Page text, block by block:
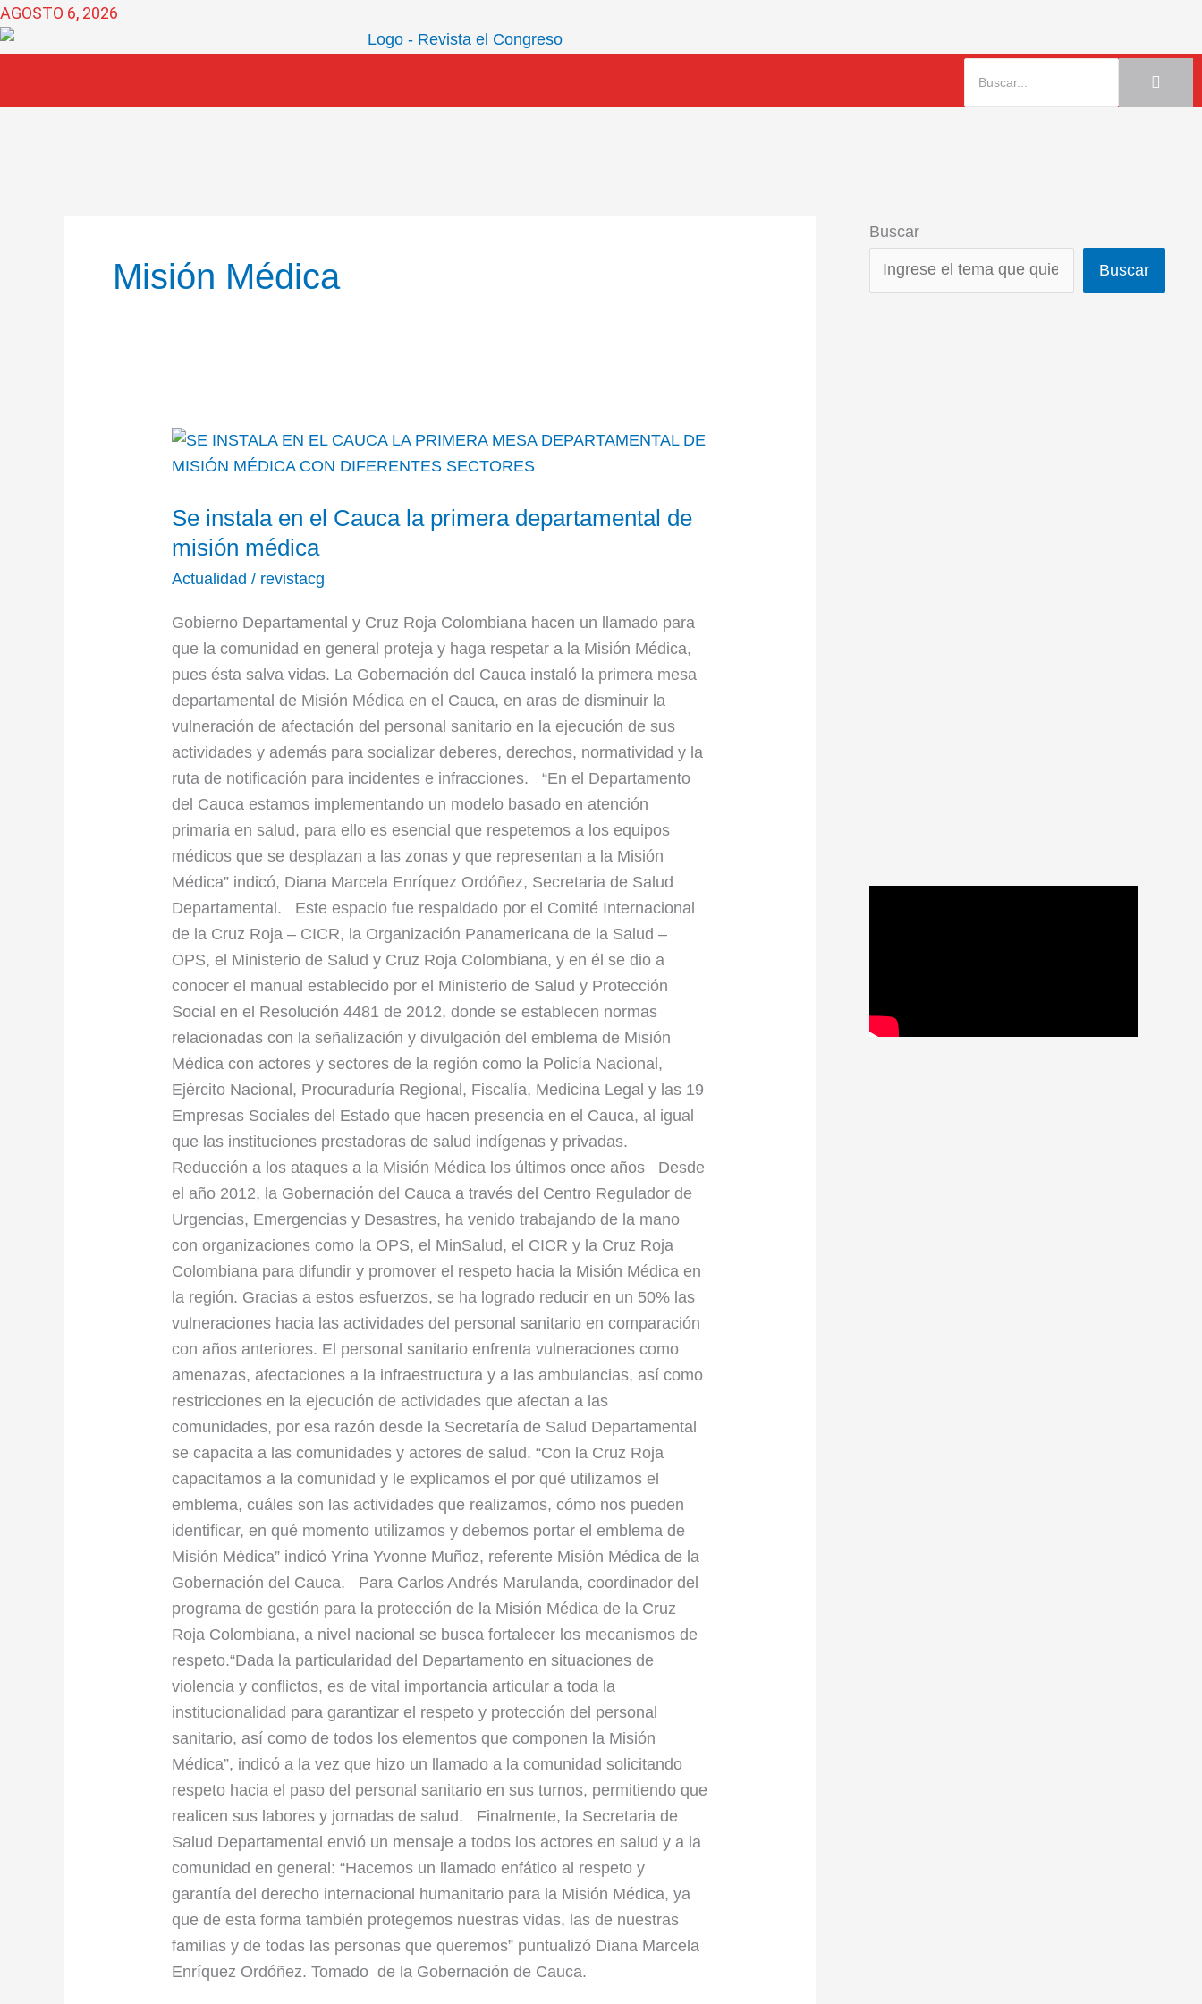
Ir
al
AGOSTO 6, 2026
Misión Médica
Se instala en el Cauca la primera departamental de
misión médica
Actualidad / revistacg
Gobierno Departamental y Cruz Roja Colombiana hacen un llamado para
que la comunidad en general proteja y haga respetar a la Misión Médica,
pues ésta salva vidas. La Gobernación del Cauca instaló la primera mesa
departamental de Misión Médica en el Cauca, en aras de disminuir la
vulneración de afectación del personal sanitario en la ejecución de sus
actividades y además para socializar deberes, derechos, normatividad y la
ruta de notificación para incidentes e infracciones. “En el Departamento
del Cauca estamos implementando un modelo basado en atención
primaria en salud, para ello es esencial que respetemos a los equipos
médicos que se desplazan a las zonas y que representan a la Misión
Médica” indicó, Diana Marcela Enríquez Ordóñez, Secretaria de Salud
Departamental. Este espacio fue respaldado por el Comité Internacional
de la Cruz Roja – CICR, la Organización Panamericana de la Salud –
OPS, el Ministerio de Salud y Cruz Roja Colombiana, y en él se dio a
conocer el manual establecido por el Ministerio de Salud y Protección
Social en el Resolución 4481 de 2012, donde se establecen normas
relacionadas con la señalización y divulgación del emblema de Misión
Médica con actores y sectores de la región como la Policía Nacional,
Ejército Nacional, Procuraduría Regional, Fiscalía, Medicina Legal y las 19
Empresas Sociales del Estado que hacen presencia en el Cauca, al igual
que las instituciones prestadoras de salud indígenas y privadas.
Reducción a los ataques a la Misión Médica los últimos once años Desde
el año 2012, la Gobernación del Cauca a través del Centro Regulador de
Urgencias, Emergencias y Desastres, ha venido trabajando de la mano
con organizaciones como la OPS, el MinSalud, el CICR y la Cruz Roja
Colombiana para difundir y promover el respeto hacia la Misión Médica en
la región. Gracias a estos esfuerzos, se ha logrado reducir en un 50% las
vulneraciones hacia las actividades del personal sanitario en comparación
con años anteriores. El personal sanitario enfrenta vulneraciones como
amenazas, afectaciones a la infraestructura y a las ambulancias, así como
restricciones en la ejecución de actividades que afectan a las
comunidades, por esa razón desde la Secretaría de Salud Departamental
se capacita a las comunidades y actores de salud. “Con la Cruz Roja
capacitamos a la comunidad y le explicamos el por qué utilizamos el
emblema, cuáles son las actividades que realizamos, cómo nos pueden
identificar, en qué momento utilizamos y debemos portar el emblema de
Misión Médica” indicó Yrina Yvonne Muñoz, referente Misión Médica de la
Gobernación del Cauca. Para Carlos Andrés Marulanda, coordinador del
programa de gestión para la protección de la Misión Médica de la Cruz
Roja Colombiana, a nivel nacional se busca fortalecer los mecanismos de
respeto.“Dada la particularidad del Departamento en situaciones de
violencia y conflictos, es de vital importancia articular a toda la
institucionalidad para garantizar el respeto y protección del personal
sanitario, así como de todos los elementos que componen la Misión
Médica”, indicó a la vez que hizo un llamado a la comunidad solicitando
respeto hacia el paso del personal sanitario en sus turnos, permitiendo que
realicen sus labores y jornadas de salud. Finalmente, la Secretaria de
Salud Departamental envió un mensaje a todos los actores en salud y a la
comunidad en general: “Hacemos un llamado enfático al respeto y
garantía del derecho internacional humanitario para la Misión Médica, ya
que de esta forma también protegemos nuestras vidas, las de nuestras
familias y de todas las personas que queremos” puntualizó Diana Marcela
Enríquez Ordóñez. Tomado de la Gobernación de Cauca.
Se
instala
el
Cauca
departamental
de
misión
médica
Buscar
Buscar